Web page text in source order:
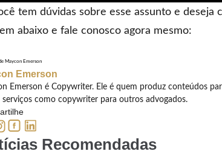
tem dúvidas sobre esse assunto e
abaixo e fale conosco agora mesmo:
Emerson
Emerson é Copywriter. Ele é quem produz conteúdos
serviços como copywriter para outros advogados.
Recomendadas